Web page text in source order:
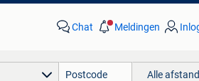
Chat Meldingen
Alle